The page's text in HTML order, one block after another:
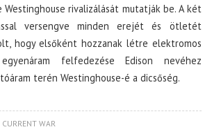
Westinghouse rivalizálását mutatják be. A két
versengve minden erejét és ötletét
hogy elsőként hozzanak létre elektromos
felfedezése Edison nevéhez
terén Westinghouse-é a dicsőség.
WAR